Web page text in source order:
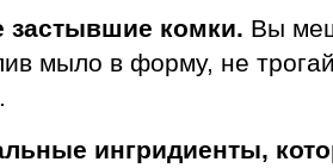
комки. Вы
мыло в форму, не
ингридиенты,